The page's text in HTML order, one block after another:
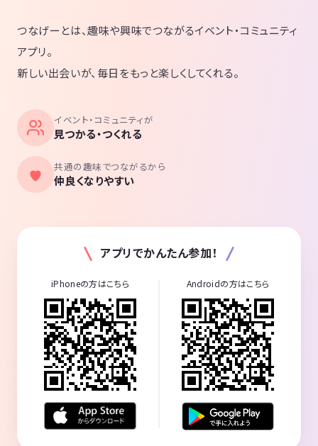
つなげーとは、趣味や興味でつながるイベント・コミュニティ
アプリ。
新しい出会いが、毎日をもっと楽しくしてくれる。
イベント・コミュニティが
見つかる・つくれる
共通の趣味でつながるから
仲良くなりやすい
アプリでかんたん参加！
iPhoneの方はこちら Androidの方はこちら